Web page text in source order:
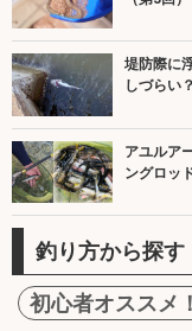
堤防際に
しづらい？
アユルア
ングロッ
釣り方から探す
初心者オススメ！